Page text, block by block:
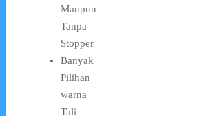
Maupun
Tanpa
Stopper
Banyak
Pilihan
warna
Tali